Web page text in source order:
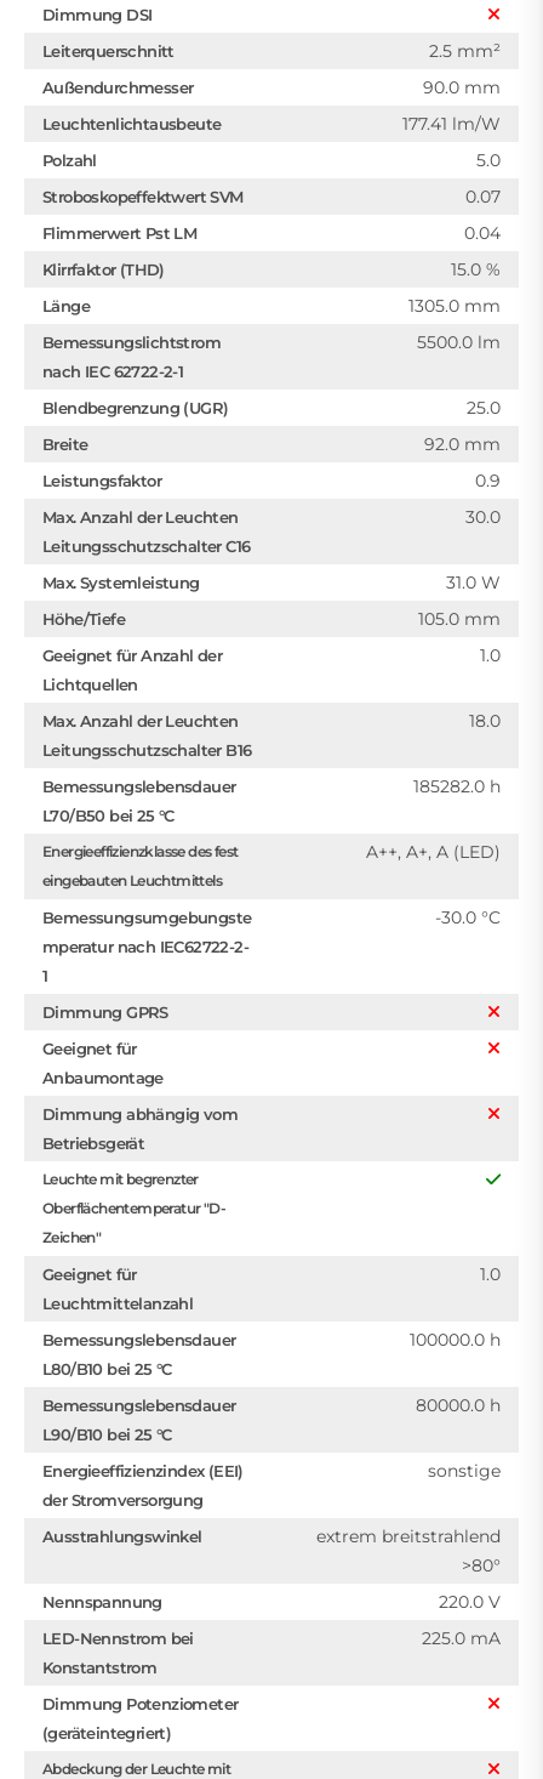
Dimmung DSI
Leiterquerschnitt
2.5 mm²
Außendurchmesser 90.0 mm
Leuchtenlichtausbeute 177.41 lm/W
Polzahl 5.0
Stroboskopeffektwert SVM 0.07
Flimmerwert Pst LM 0.04
Klirrfaktor (THD) 15.0 %
Länge 1305.0 mm
Bemessungslichtstrom
nach IEC 62722-2-1
5500.0 lm
Blendbegrenzung (UGR) 25.0
Breite 92.0 mm
Leistungsfaktor 0.9
Max. Anzahl der Leuchten
Leitungsschutzschalter C16
30.0
Max. Systemleistung 31.0 W
Höhe/Tiefe 105.0 mm
Geeignet für Anzahl der
Lichtquellen
1.0
Max. Anzahl der Leuchten
Leitungsschutzschalter B16
18.0
Bemessungslebensdauer
L70/B50 bei 25 °C
185282.0 h
Energieeffizienzklasse des fest
eingebauten Leuchtmittels
A++, A+, A (LED)
Bemessungsumgebungste
mperatur nach IEC62722-2-
1
-30.0 °C
Dimmung GPRS
Geeignet für
Anbaumontage
Dimmung abhängig vom
Betriebsgerät
Leuchte mit begrenzter
Oberflächentemperatur "D-
Zeichen"
Geeignet für
Leuchtmittelanzahl
1.0
Bemessungslebensdauer
L80/B10 bei 25 °C
100000.0 h
Bemessungslebensdauer
L90/B10 bei 25 °C
80000.0 h
Energieeffizienzindex (EEI)
der Stromversorgung
sonstige
Ausstrahlungswinkel
extrem breitstrahlend
>80°
Nennspannung 220.0 V
LED-Nennstrom bei
Konstantstrom
225.0 mA
Dimmung Potenziometer
(geräteintegriert)
Abdeckung der Leuchte mit